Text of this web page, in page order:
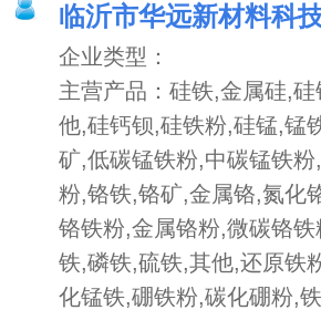
临沂市华远新材料科
企业类型：
主营产品：硅铁,金属硅,
他,硅钙钡,硅铁粉,硅锰,锰
矿,低碳锰铁粉,中碳锰铁
粉,铬铁,铬矿,金属铬,氮化
铬铁粉,金属铬粉,微碳铬
铁,磷铁,硫铁,其他,还原铁
化锰铁,硼铁粉,碳化硼粉,